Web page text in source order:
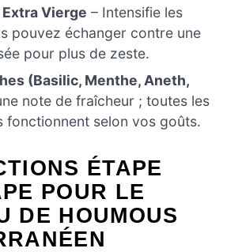
Extra Vierge – Intensifie les
pouvez échanger contre une
pour plus de zeste.
(Basilic, Menthe, Aneth,
note de fraîcheur ; toutes les
fonctionnent selon vos goûts.
ÉTAPE
POUR LE
DE HOUMOUS